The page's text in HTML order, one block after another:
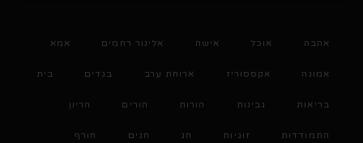
אהבה אוכל אישה אלינור רחמים אמא
אמונה אקססוריז ארוחת ערב בגדים בית
בריאות גבינות הורות הורים הריון
התמודדות זוגיות חג חגים חורף